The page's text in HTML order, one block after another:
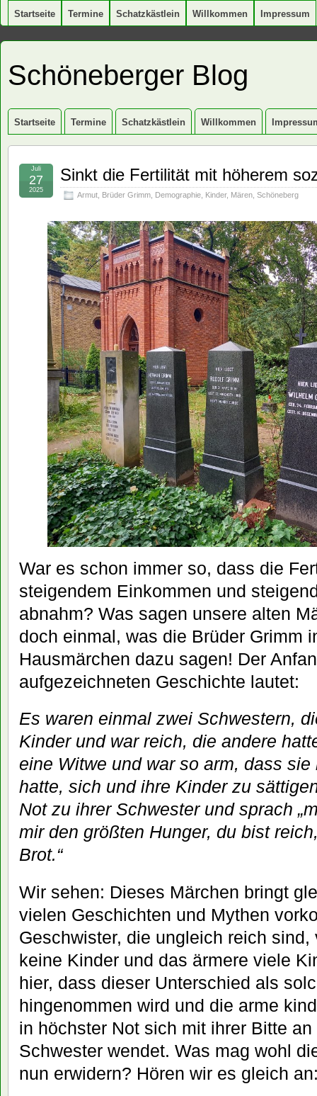
Startseite Termine Schatzkästlein Willkommen Impressum
Schöneberger Blog
Startseite Termine Schatzkästlein Willkommen
Sinkt die Fertilität mit höherem
Armut Brüder Grimm Demographie Kinder, Mären Schöneberg
Juli
27
2025
War es schon immer so, dass die
steigendem Einkommen und
abnahm? Was sagen unsere alten
doch einmal, was die Brüder Grimm
Hausmärchen dazu sagen! Der
aufgezeichneten Geschichte lautet:
Es waren einmal zwei Schwestern,
Kinder und war reich, die andere
eine Witwe und war so arm, dass
hatte, sich und ihre Kinder zu
Not zu ihrer Schwester und sprach
mir den größten Hunger, du bist
Brot.“
Wir sehen: Dieses Märchen bringt
vielen Geschichten und Mythen
Geschwister, die ungleich reich
keine Kinder und das ärmere viele
hier, dass dieser Unterschied als
hingenommen wird und die arme
in höchster Not sich mit ihrer Bitte
Schwester wendet. Was mag wohl
nun erwidern? Hören wir es gleich